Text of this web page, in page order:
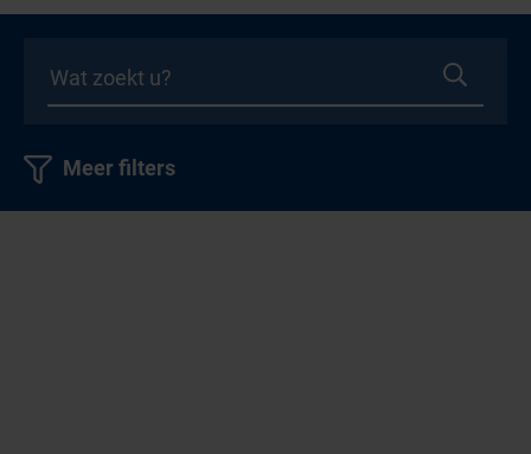
Meer filters